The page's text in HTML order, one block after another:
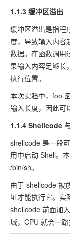
1.1.3 缓冲区溢出
缓冲区溢出是指程
度，导致输入内容
数据。在函数调用
果输入内容足够长
执行位置。
本次实验中， foo
输入长度，因此可
1.1.4 Shellcode
shellcode 是一段
用中启动 Shell。
/bin/sh。
由于 shellcode 被
址才能执行它。实
shellcode 前面加
域，CPU 就会一